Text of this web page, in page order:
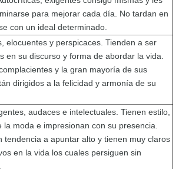
para mejorar cada día. No tardan en
con un ideal determinado.
elocuentes y perspicaces. Tienden a ser
en su discurso y forma de abordar la vida.
y la gran mayoría de sus
dirigidos a la felicidad y armonía de su
audaces e intelectuales. Tienen estilo,
la moda e impresionan con su presencia.
tendencia a apuntar alto y tienen muy claros
en la vida los cuales persiguen sin